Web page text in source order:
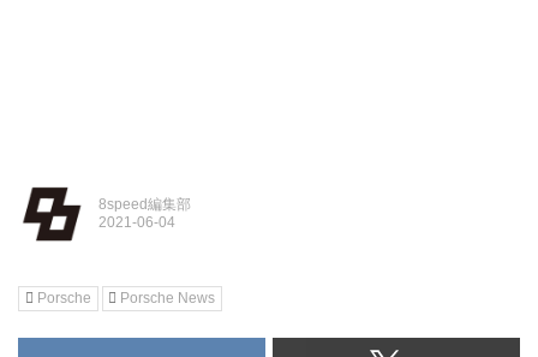
8speed編集部
Porsche Porsche News